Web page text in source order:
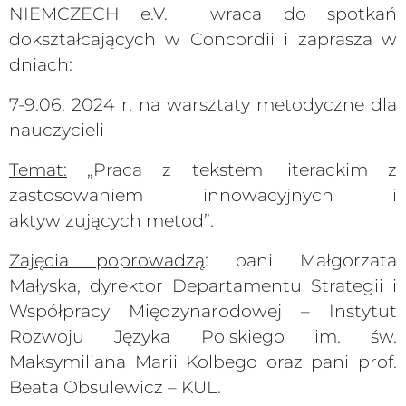
NIEMCZECH e.V. wraca do spotkań
dokształcających w Concordii i zaprasza w
dniach:
7-9.06. 2024 r. na warsztaty metodyczne dla
nauczycieli
Temat: „Praca z tekstem literackim z
zastosowaniem innowacyjnych i
aktywizujących metod”.
Zajęcia poprowadzą: pani Małgorzata
Małyska, dyrektor Departamentu Strategii i
Współpracy Międzynarodowej – Instytut
Rozwoju Języka Polskiego im. św.
Maksymiliana Marii Kolbego oraz pani prof.
Beata Obsulewicz – KUL.